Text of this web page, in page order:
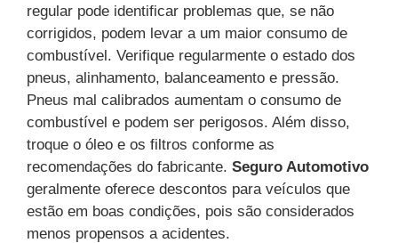
regular pode identificar problemas que, se não
corrigidos, podem levar a um maior consumo de
combustível. Verifique regularmente o estado dos
pneus, alinhamento, balanceamento e pressão.
Pneus mal calibrados aumentam o consumo de
combustível e podem ser perigosos. Além disso,
troque o óleo e os filtros conforme as
recomendações do fabricante. Seguro Automotivo
geralmente oferece descontos para veículos que
estão em boas condições, pois são considerados
menos propensos a acidentes.